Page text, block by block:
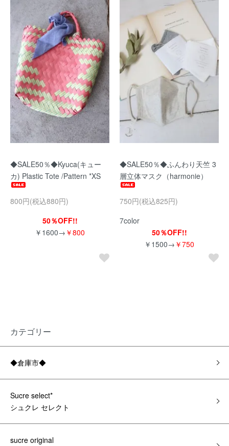
◆SALE50％◆Kyuca(キュー
カ) Plastic Tote /Pattern *XS
800円(税込880円)
50％OFF!!
￥1600→ ￥800
◆SALE50％◆ふんわり天竺 3
層立体マスク（harmonie）
750円(税込825円)
7color
50％OFF!!
￥1500→ ￥750
カテゴリー
◆倉庫市◆
Sucre select*
シュクレ セレクト
sucre original